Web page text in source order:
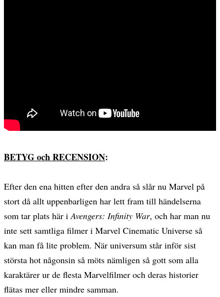
BETYG och RECENSION:
Efter den ena hitten efter den andra så slår nu Marvel på
stort då allt uppenbarligen har lett fram till händelserna
som tar plats här iAvengers: Infinity War, och har man nu
inte sett samtliga filmer i Marvel Cinematic Universe så
kan man få lite problem. När universum står inför sist
största hot någonsin så möts nämligen så gott som alla
karaktärer ur de flesta Marvelfilmer och deras historier
flätas mer eller mindre samman.